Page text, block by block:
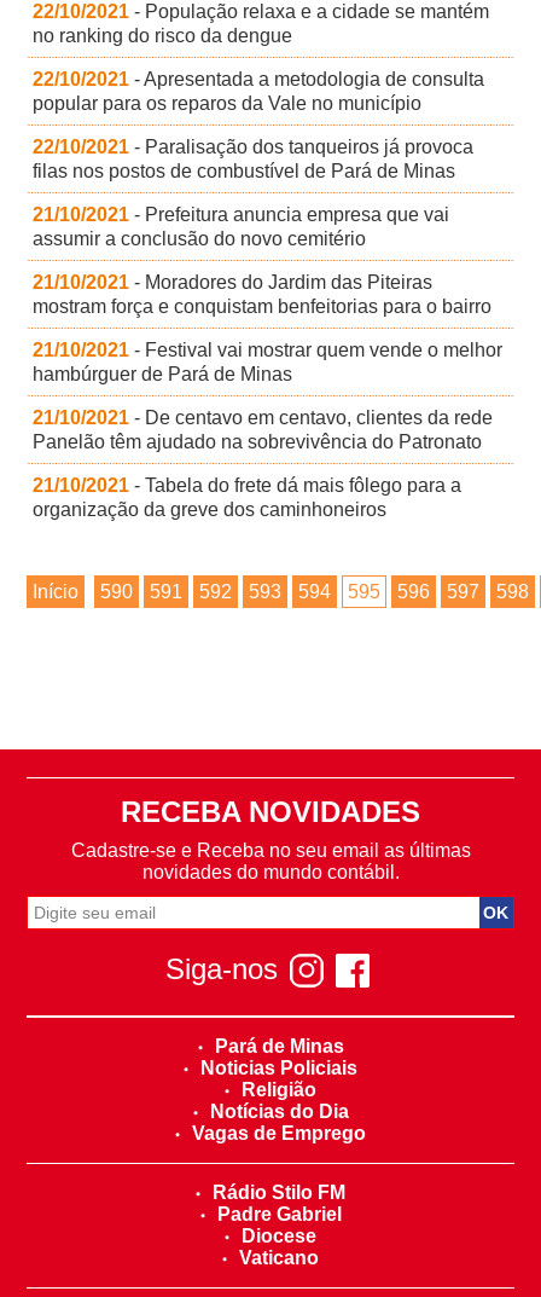
22/10/2021 - População relaxa e a cidade se mantém
no ranking do risco da dengue
22/10/2021 - Apresentada a metodologia de consulta
popular para os reparos da Vale no município
22/10/2021 - Paralisação dos tanqueiros já provoca
filas nos postos de combustível de Pará de Minas
21/10/2021 - Prefeitura anuncia empresa que vai
assumir a conclusão do novo cemitério
21/10/2021 - Moradores do Jardim das Piteiras
mostram força e conquistam benfeitorias para o bairro
21/10/2021 - Festival vai mostrar quem vende o melhor
hambúrguer de Pará de Minas
21/10/2021 - De centavo em centavo, clientes da rede
Panelão têm ajudado na sobrevivência do Patronato
21/10/2021 - Tabela do frete dá mais fôlego para a
organização da greve dos caminhoneiros
Início 590 591 592 593 594 595 596 597 598
RECEBA NOVIDADES
Cadastre-se e Receba no seu email as últimas
novidades do mundo contábil.
Siga-nos
Pará de Minas
Noticias Policiais
Religião
Notícias do Dia
Vagas de Emprego
Rádio Stilo FM
Padre Gabriel
Diocese
Vaticano